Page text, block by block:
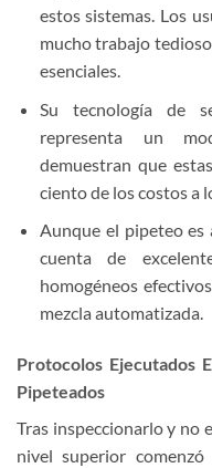
estos sistemas. Los
mucho trabajo
esenciales.
Su tecnología de
representa un
demuestran que
ciento de los costos a
Aunque el pipeteo es
cuenta de
homogéneos
mezcla automatizada.
Protocolos Ejecutados
Pipeteados
Tras inspeccionarlo y no
nivel superior